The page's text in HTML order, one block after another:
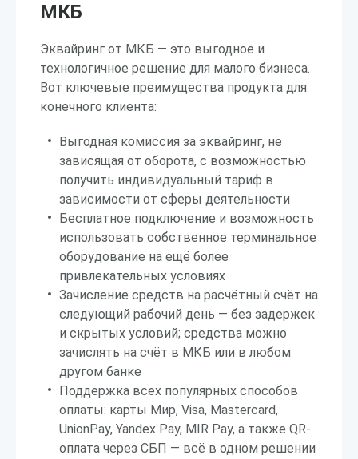
МКБ
Эквайринг от МКБ — это выгодное и
технологичное решение для малого бизнеса.
Вот ключевые преимущества продукта для
конечного клиента:
Выгодная комиссия за эквайринг, не
зависящая от оборота, с возможностью
получить индивидуальный тариф в
зависимости от сферы деятельности
Бесплатное подключение и возможность
использовать собственное терминальное
оборудование на ещё более
привлекательных условиях
Зачисление средств на расчётный счёт на
следующий рабочий день — без задержек
и скрытых условий; средства можно
зачислять на счёт в МКБ или в любом
другом банке
Поддержка всех популярных способов
оплаты: карты Мир, Visa, Mastercard,
UnionPay, Yandex Pay, MIR Pay, а также QR-
оплата через СБП — всё в одном решении